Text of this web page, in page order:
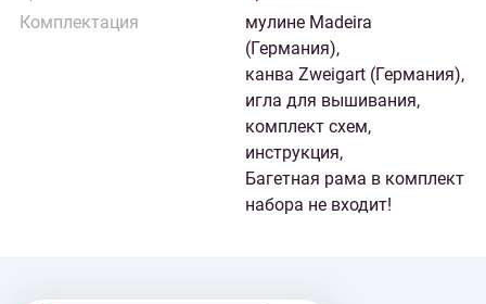
Комплектация
мулине Madeira
(Германия),
канва Zweigart (Германия),
игла для вышивания,
комплект схем,
инструкция,
Багетная рама в комплект
набора не входит!